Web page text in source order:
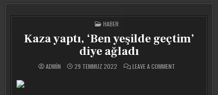
POSTED
IN
HABER
Kaza yaptı, ‘Ben yeşilde geçtim’
diye ağladı
ADMIN 29 TEMMUZ 2022 LEAVE A COMMENTON